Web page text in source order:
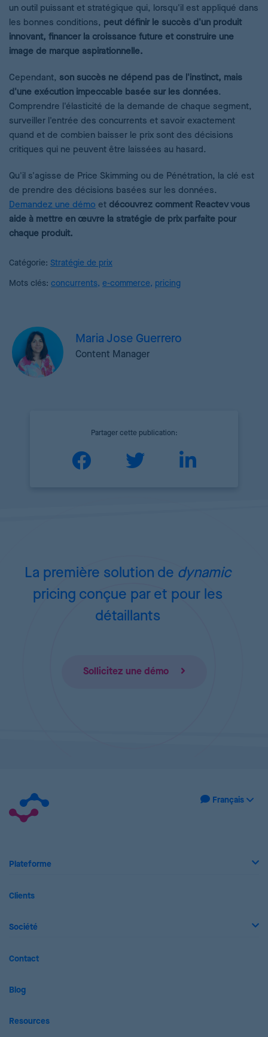
un outil puissant et stratégique qui, lorsqu'il est appliqué dans
les bonnes conditions, peut définir le succès d'un produit
innovant, financer la croissance future et construire une
image de marque aspirationnelle.
Cependant, son succès ne dépend pas de l'instinct, mais
d'une exécution impeccable basée sur les données.
Comprendre l'élasticité de la demande de chaque segment,
surveiller l'entrée des concurrents et savoir exactement
quand et de combien baisser le prix sont des décisions
critiques qui ne peuvent être laissées au hasard.
Qu'il s'agisse de Price Skimming ou de Pénétration, la clé est
de prendre des décisions basées sur les données.
Demandez une démo et découvrez comment Reactev vous
aide à mettre en œuvre la stratégie de prix parfaite pour
chaque produit.
Catégorie: Stratégie de prix
Mots clés: concurrents, e-commerce, pricing
Partager cette publication:
Maria Jose Guerrero
Content Manager
La première solution de dynamic
pricing conçue par et pour les
détaillants
Sollicitez une démo
Plateforme
Clients
Société
Contact
Blog
Resources